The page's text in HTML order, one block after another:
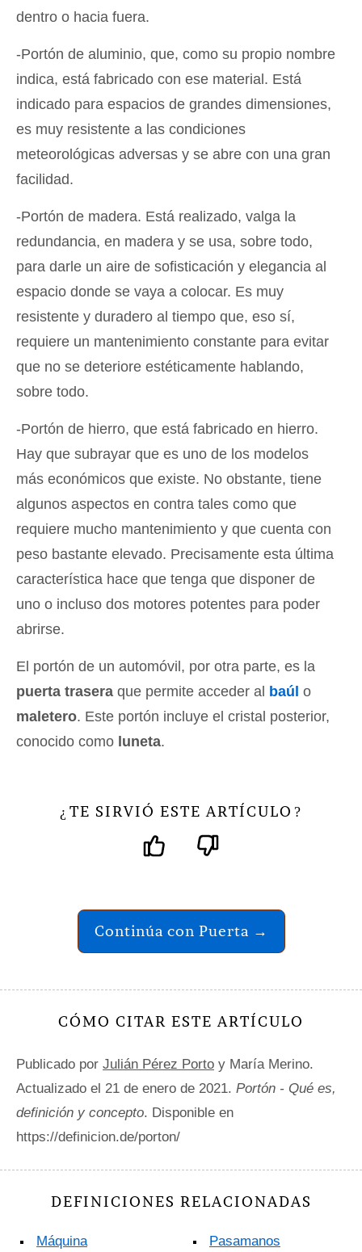
dentro o hacia fuera.
-Portón de aluminio, que, como su propio nombre
indica, está fabricado con ese material. Está
indicado para espacios de grandes dimensiones,
es muy resistente a las condiciones
meteorológicas adversas y se abre con una gran
facilidad.
-Portón de madera. Está realizado, valga la
redundancia, en madera y se usa, sobre todo,
para darle un aire de sofisticación y elegancia al
espacio donde se vaya a colocar. Es muy
resistente y duradero al tiempo que, eso sí,
requiere un mantenimiento constante para evitar
que no se deteriore estéticamente hablando,
sobre todo.
-Portón de hierro, que está fabricado en hierro.
Hay que subrayar que es uno de los modelos
más económicos que existe. No obstante, tiene
algunos aspectos en contra tales como que
requiere mucho mantenimiento y que cuenta con
peso bastante elevado. Precisamente esta última
característica hace que tenga que disponer de
uno o incluso dos motores potentes para poder
abrirse.
El portón de un automóvil, por otra parte, es la
puerta trasera que permite acceder al baúl o
maletero. Este portón incluye el cristal posterior,
conocido como luneta.
¿ TE SIRVIÓ ESTE ARTÍCULO ?
Continúa con Puerta →
CÓMO CITAR ESTE ARTÍCULO
Publicado por Julián Pérez Porto y María Merino.
Actualizado el 21 de enero de 2021. Portón - Qué es,
definición y concepto. Disponible en
https://definicion.de/porton/
DEFINICIONES RELACIONADAS
Máquina Pasamanos